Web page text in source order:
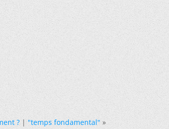
?|"temps fondamental" »